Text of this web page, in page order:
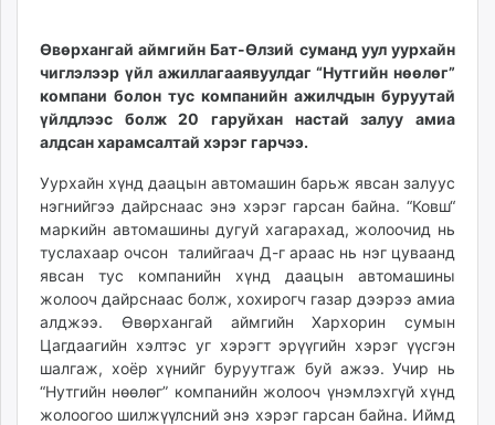
Baabar.mn
tovch.mn
ikon.mn
mnb.mn
Eguur.mn
24tsag.mn
shuud.mn
eagle.mn
ergelt.mn
zarig.mn
today.mn
zuv.mn
mminfo.mn
16:16:38
19:41:34
​Өвөрхангай аймгийн Бат-Өлзий суманд уул уурхайн
чиглэлээр үйл ажиллагааявуулдаг “Нутгийн нөөлөг”
компани болон тус компанийн ажилчдын буруутай
үйлдлээс болж 20 гаруйхан настай залуу амиа
алдсан харамсалтай хэрэг гарчээ.
Уурхайн хүнд даацын автомашин барьж явсан залуус
нэгнийгээ дайрснаас энэ хэрэг гарсан байна. “Ковш“
маркийн автомашины дугуй хагарахад, жолоочид нь
туслахаар очсон талийгаач Д-г араас нь нэг цуваанд
явсан тус компанийн хүнд даацын автомашины
жолооч дайрснаас болж, хохирогч газар дээрээ амиа
алджээ. Өвөрхангай аймгийн Хархорин сумын
Цагдаагийн хэлтэс уг хэрэгт эрүүгийн хэрэг үүсгэн
шалгаж, хоёр хүнийг буруутгаж буй ажээ. Учир нь
“Нутгийн нөөлөг” компанийн жолооч үнэмлэхгүй хүнд
жолоогоо шилжүүлсний энэ хэрэг гарсан байна. Иймд